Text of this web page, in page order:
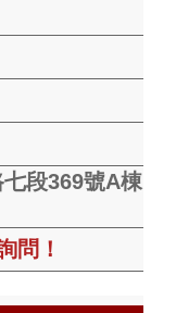
段369號A棟
問！